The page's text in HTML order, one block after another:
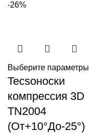
-26%
Выберите параметры
Tecsoноски
компрессия 3D
TN2004
(От+10°До-25°)